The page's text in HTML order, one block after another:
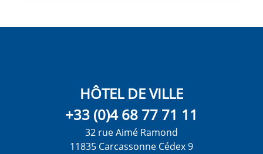
HÔTEL DE VILLE
+33 (0)4 68 77 71 11
32 rue Aimé Ramond
11835 Carcassonne Cédex 9